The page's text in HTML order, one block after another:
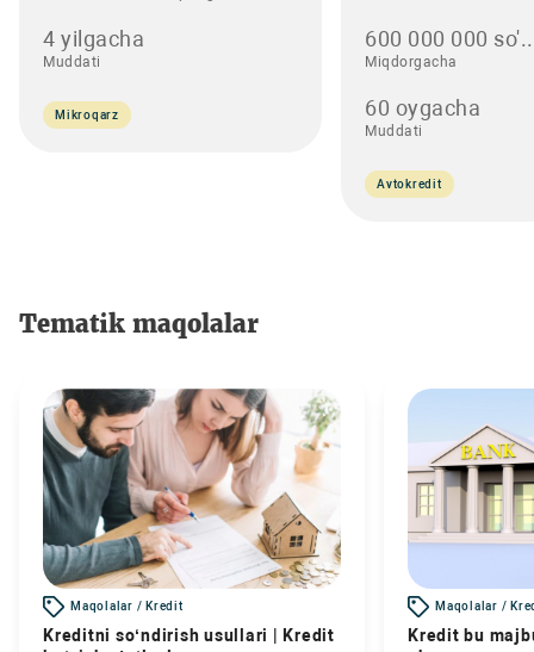
4 yilgacha
Muddati
Mikroqarz
600 000 000
Miqdorgacha
60 oygacha
Muddati
Avtokredit
Tematik maqolalar
Maqolalar / Kredit
Kreditni so‘ndirish usullari | Kredit
Maqolalar /
Kredit bu